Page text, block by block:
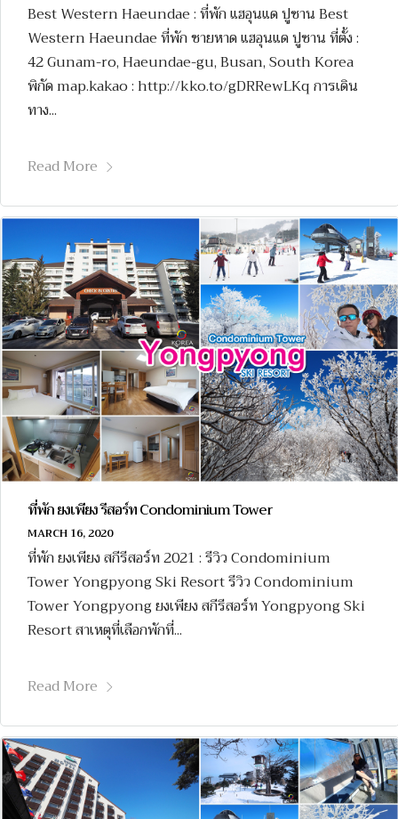
Best Western Haeundae : ที่พัก แฮอุนแด ปูซาน Best
Western Haeundae ที่พัก ชายหาด แฮอุนแด ปูซาน ที่ตั้ง :
42 Gunam-ro, Haeundae-gu, Busan, South Korea
พิกัด map.kakao : http://kko.to/gDRRewLKq การเดิน
ทาง...
Read More
ที่พัก ยงเพียง รีสอร์ท Condominium Tower
MARCH 16, 2020
ที่พัก ยงเพียง สกีรีสอร์ท 2021 : รีวิว Condominium
Tower Yongpyong Ski Resort รีวิว Condominium
Tower Yongpyong ยงเพียง สกีรีสอร์ท Yongpyong Ski
Resort สาเหตุที่เลือกพักที่...
Read More